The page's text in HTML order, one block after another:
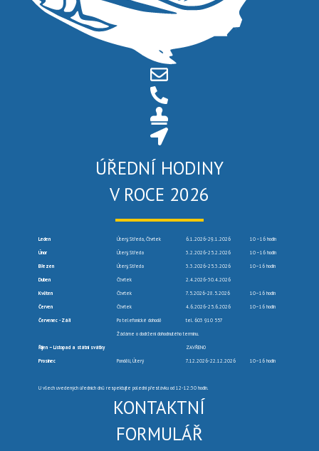
ÚŘEDNÍ HODINY
V ROCE 2026
Leden Úterý, Středa, Čtvrtek 6.1.2026-29.1.2026 10 –16 hodin
Únor Úterý, Středa 3.2.2026-25.2.2026 10 –16 hodin
Březen Úterý, Středa 3.3.2026-25.3.2026 10–16 hodin
Duben Čtvrtek 2.4.2026-30.4.2026
Květen Čtvrtek 7.5.2026-28.5.2026 10–16 hodin
Červen Čtvrtek 4.6.2026-25.6.2026 10–16 hodin
Červenec -Září Po telefonické dohodě tel. 603 910 557
Žádáme o dodržení dohodnutého termínu.
Říjen – Listopad a státní svátky ZAVŘENO
Prosinec Pondělí, Úterý 7.12.2026-22.12.2026 10–16 hodin
U všech uvedených úředních dnů respektujte polední přestávku od 12-12:30 hodin.
KONTAKTNÍ
FORMULÁŘ